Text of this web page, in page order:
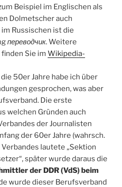
Beispiel im Englischen als
Dolmetscher auch
Russischen ist die
переводчик. Weitere
Sie im Wikipedia-
50er Jahre habe ich über
gesprochen, was aber
Die erste
welchen Gründen auch
der Journalisten
der 60er Jahre (wahrsch.
lautete „Sektion
später wurde daraus die
der DDR (VdS) beim
wurde dieser Berufsverband